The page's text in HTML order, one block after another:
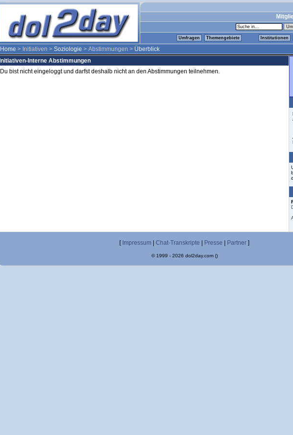
Umfragen Themengebiete Institutionen
Home > Initiativen > Soziologie > Abstimmungen > Überblick
Initiativen-Interne Abstimmungen
Du bist nicht eingeloggt und darfst deshalb nicht an den Abstimmungen teilnehmen.
[ Impressum Chat-Transkripte Presse Partner ]
© 1999 - 2026 dol2day.com ()